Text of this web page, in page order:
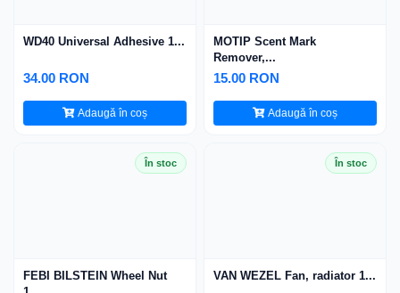
WD40 Universal Adhesive 1...
34.00 RON
Adaugă în coș
MOTIP Scent Mark
Remover,...
15.00 RON
Adaugă în coș
În stoc
FEBI BILSTEIN Wheel Nut
În stoc
VAN WEZEL Fan, radiator 1...